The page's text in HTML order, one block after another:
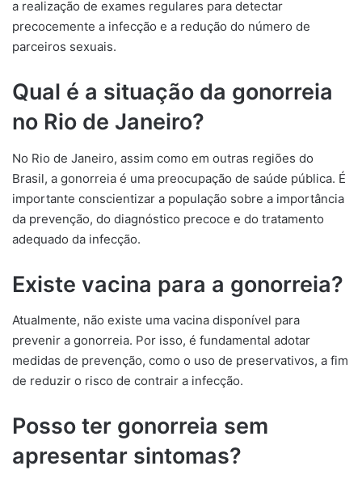
a realização de exames regulares para detectar
precocemente a infecção e a redução do número de
parceiros sexuais.
Qual é a situação da gonorreia
no Rio de Janeiro?
No Rio de Janeiro, assim como em outras regiões do
Brasil, a gonorreia é uma preocupação de saúde pública. É
importante conscientizar a população sobre a importância
da prevenção, do diagnóstico precoce e do tratamento
adequado da infecção.
Existe vacina para a gonorreia?
Atualmente, não existe uma vacina disponível para
prevenir a gonorreia. Por isso, é fundamental adotar
medidas de prevenção, como o uso de preservativos, a fim
de reduzir o risco de contrair a infecção.
Posso ter gonorreia sem
apresentar sintomas?